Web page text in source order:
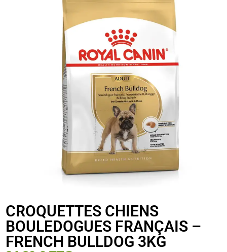
CROQUETTES CHIENS
BOULEDOGUES FRANÇAIS –
FRENCH BULLDOG 3KG